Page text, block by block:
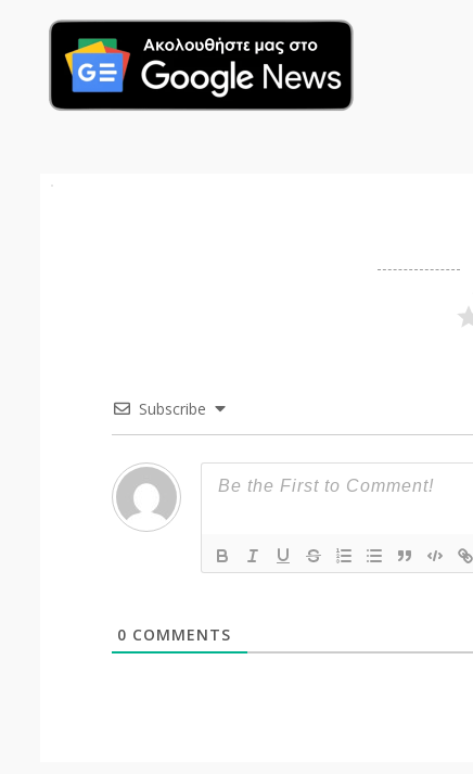
Subscribe
0 COMMENTS